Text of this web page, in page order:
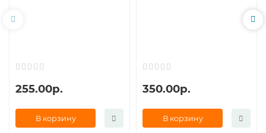
255.00р.
В корзину
350.00р.
В корзину